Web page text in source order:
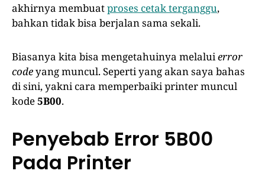
akhirnya membuatproses cetak terganggu,
bahkan tidak bisa berjalan sama sekali.
Biasanya kita bisa mengetahuinya melaluierror
codeyang muncul. Seperti yang akan saya bahas
di sini, yakni cara memperbaiki printer muncul
kode5B00.
Penyebab Error 5B00
Pada Printer